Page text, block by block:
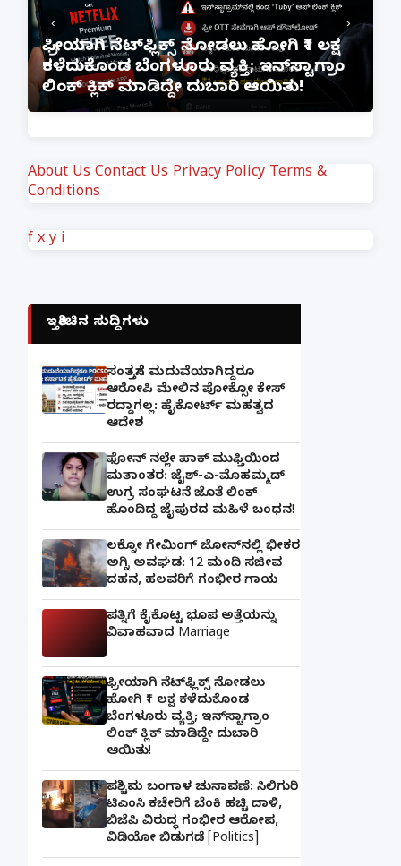
ಆರೋಪಿ
ಫೋನ್ ನಲ್ಲೇ ಪಾಕ್ ಮುಫ್ತಿಯಿಂದ
ಜೈಶ್-ಎ-ಮೊಹಮ್ಮದ್ ಉಗ್ರ
ಲಿಂಕ್ ಹೊಂದಿದ್ದ ಜೈಪುರದ ಮಹಿಳೆ
‹ ›
About Us Contact Us Privacy Policy Terms &
Conditions
f x y i
ಇತ್ತೀಚಿನ ಸುದ್ದಿಗಳು
ಸಂತ್ರಸ್ತೆಗೆ ಮದುವೆಯಾಗಿದ್ದರೂ
ಆರೋಪಿ ಮೇಲಿನ ಪೋಕ್ಸೋ ಕೇಸ್
ರದ್ದಾಗಲ್ಲ: ಹೈಕೋರ್ಟ್ ಮಹತ್ವದ
ಆದೇಶ
ಫೋನ್ ನಲ್ಲೇ ಪಾಕ್ ಮುಫ್ತಿಯಿಂದ
ಮತಾಂತರ: ಜೈಶ್-ಎ-ಮೊಹಮ್ಮದ್
ಉಗ್ರ ಸಂಘಟನೆ ಜೊತೆ ಲಿಂಕ್
ಹೊಂದಿದ್ದ ಜೈಪುರದ ಮಹಿಳೆ ಬಂಧನ!
ಲಕ್ನೋ ಗೇಮಿಂಗ್ ಜೋನ್‌ನಲ್ಲಿ ಭೀಕರ
ಅಗ್ನಿ ಅವಘಡ: 12 ಮಂದಿ ಸಜೀವ
ದಹನ, ಹಲವರಿಗೆ ಗಂಭೀರ ಗಾಯ
ಪತ್ನಿಗೆ ಕೈಕೊಟ್ಟ ಭೂಪ ಅತ್ತೆಯನ್ನು
ವಿವಾಹವಾದ Marriage
ಫ್ರೀಯಾಗಿ ನೆಟ್‌ಫ್ಲಿಕ್ಸ್ ನೋಡಲು
ಹೋಗಿ ₹1 ಲಕ್ಷ ಕಳೆದುಕೊಂಡ
ಬೆಂಗಳೂರು ವ್ಯಕ್ತಿ; ಇನ್‌ಸ್ಟಾಗ್ರಾಂ
ಲಿಂಕ್ ಕ್ಲಿಕ್ ಮಾಡಿದ್ದೇ ದುಬಾರಿ
ಆಯಿತು!
ಪಶ್ಚಿಮ ಬಂಗಾಳ ಚುನಾವಣೆ: ಸಿಲಿಗುರಿ
ಟಿಎಂಸಿ ಕಚೇರಿಗೆ ಬೆಂಕಿ ಹಚ್ಚಿ ದಾಳಿ,
ಬಿಜೆಪಿ ವಿರುದ್ಧ ಗಂಭೀರ ಆರೋಪ,
ವಿಡಿಯೋ ಬಿಡುಗಡೆ [Politics]